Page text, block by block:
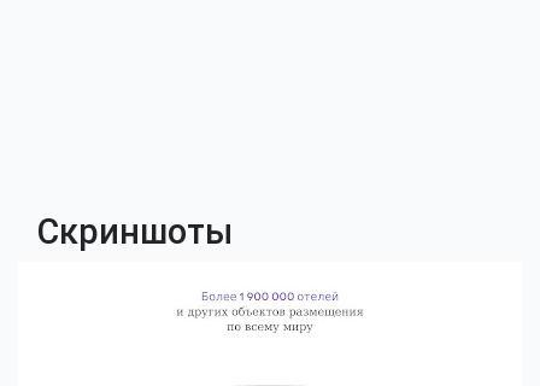
Скриншоты